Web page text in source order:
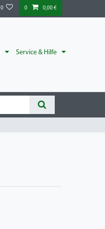
0 0 0,00 €
Service & Hilfe